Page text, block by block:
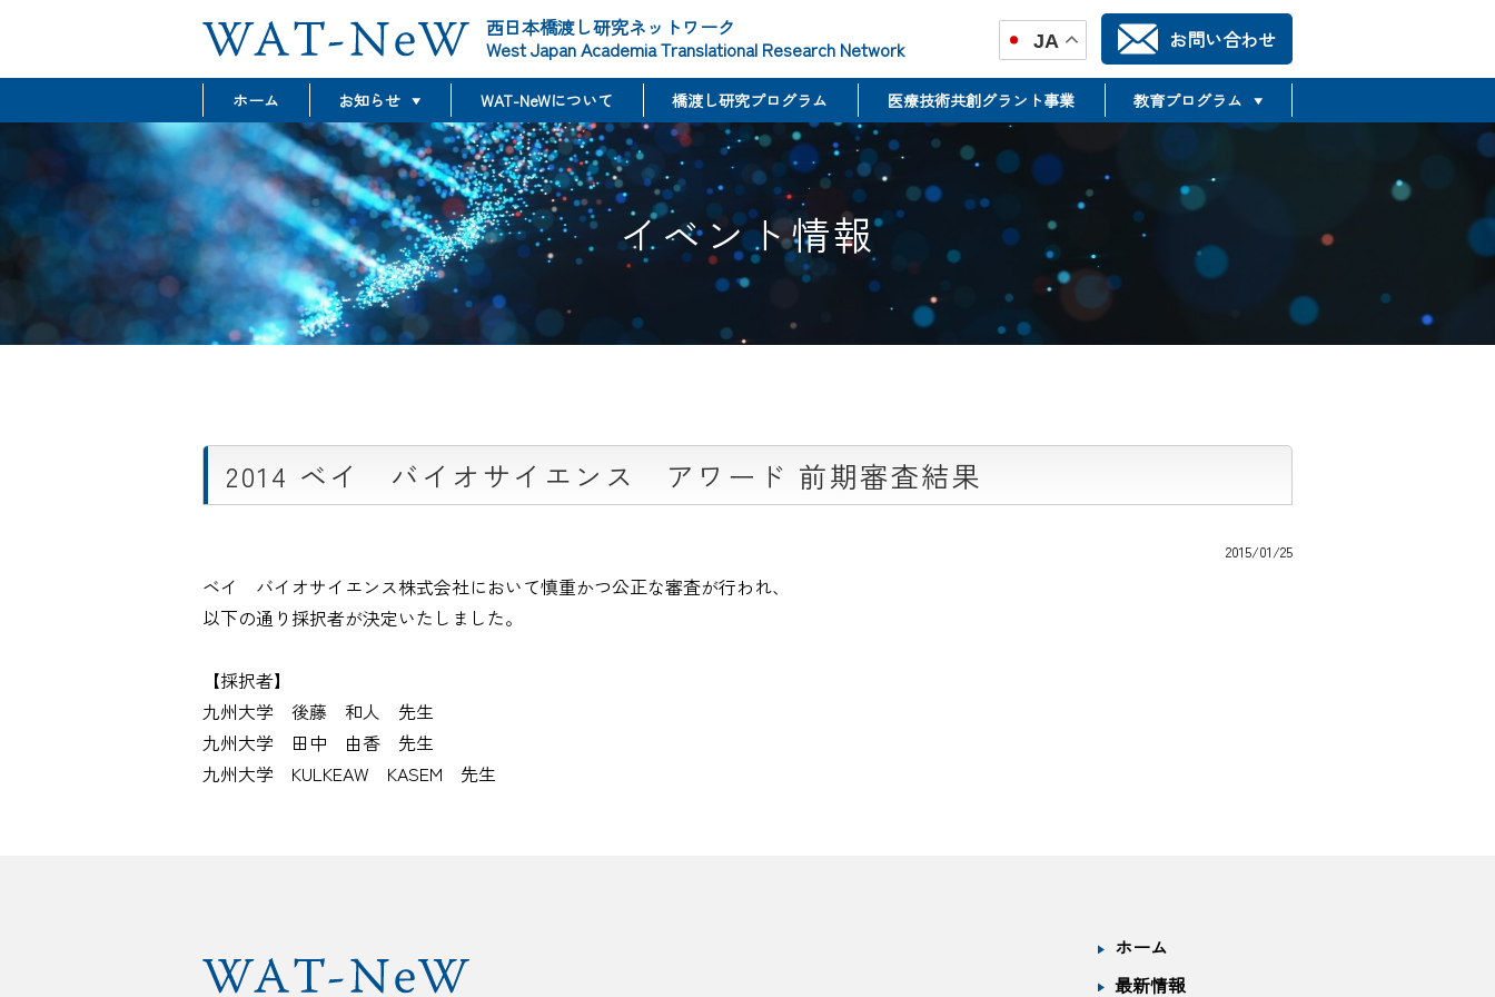
西日本橋渡し研究ネットワーク
West Japan Academia Translational Research Network
お問い合わせ
JA
ホーム お知らせ
最新情報
グラント情報
イベント情報
WAT-NeWについて 橋渡し研究プログラム 医療技術共創グラント事業 教育プログラム
TSMTP
Translational Science &
Medicine Training Program
イベント情報
2014 ベイ バイオサイエンス アワード 前期審査結果
2015/01/25
ベイ バイオサイエンス株式会社において慎重かつ公正な審査が行われ、
以下の通り採択者が決定いたしました。
【採択者】
九州大学 後藤 和人 先生
九州大学 田中 由香 先生
九州大学 KULKEAW KASEM 先生
ホーム
最新情報